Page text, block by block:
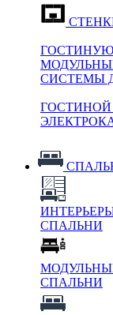
ГОСТИНУЮ
СИСТЕМЫ
ГОСТИНОЙ
СПАЛЬНИ
СПАЛЬНИ